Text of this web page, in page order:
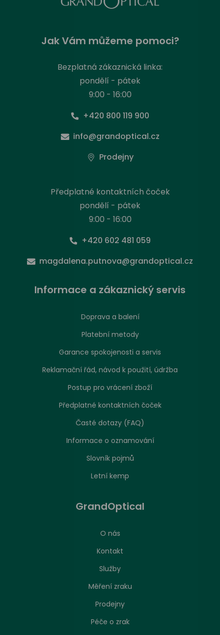
Jak Vám můžeme pomoci?
Bezplatná zákaznická linka:
pondělí - pátek
9:00 - 16:00
+420 800 119 900
info@grandoptical.cz
Prodejny
Předplatné kontaktních čoček
pondělí - pátek
9:00 - 16:00
+420 602 481 059
magdalena.putnova@grandoptical.cz
Informace a zákaznický servis
Doprava a balení
Platební metody
Garance spokojenosti a servis
Reklamační řád, návod k použití, údržba
Postup pro vrácení zboží
Předplatné kontaktních čoček
Časté dotazy (FAQ)
Informace o oznamování
Slovník pojmů
Letní kemp
GrandOptical
O nás
Kontakt
Služby
Měření zraku
Prodejny
Péče o zrak